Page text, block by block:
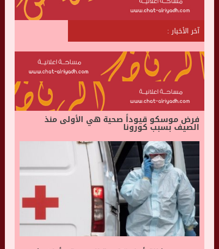
آخر الأخبار :
فرض موسكو قيوداً صحية هي الأولى منذ
الصيف بسبب كورونا